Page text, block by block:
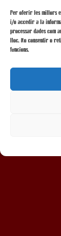
Per oferir les millors
i/o accedir a la
processar dades com
lloc. No consentir o
funcions.